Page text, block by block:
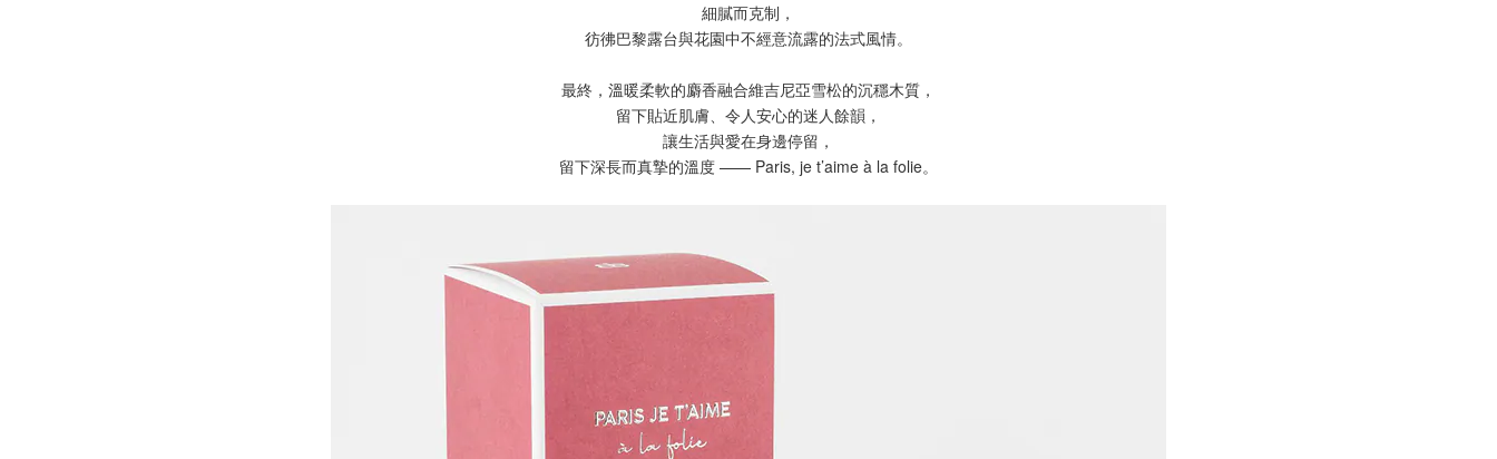
細膩而克制，
彷彿巴黎露台與花園中不經意流露的法式風情。
最終，溫暖柔軟的麝香融合維吉尼亞雪松的沉穩木質，
留下貼近肌膚、令人安心的迷人餘韻，
讓生活與愛在身邊停留，
留下深長而真摯的溫度 —— Paris, je t’aime à la folie。